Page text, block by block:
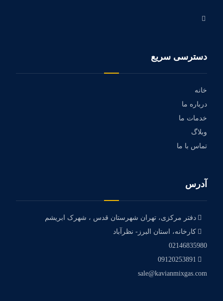
دسترسی سریع
خانه
درباره ما
خدمات ما
وبلاگ
تماس با ما
آدرس
دفتر مرکزی، تهران شهرستان قدس ، شهرک ابریشم
کارخانه، استان البرز- نظرآباد
02146835980
09120253891
sale@kavianmixgas.com